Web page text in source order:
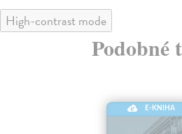
High-contrast mode
Podobné
E-KNIHA